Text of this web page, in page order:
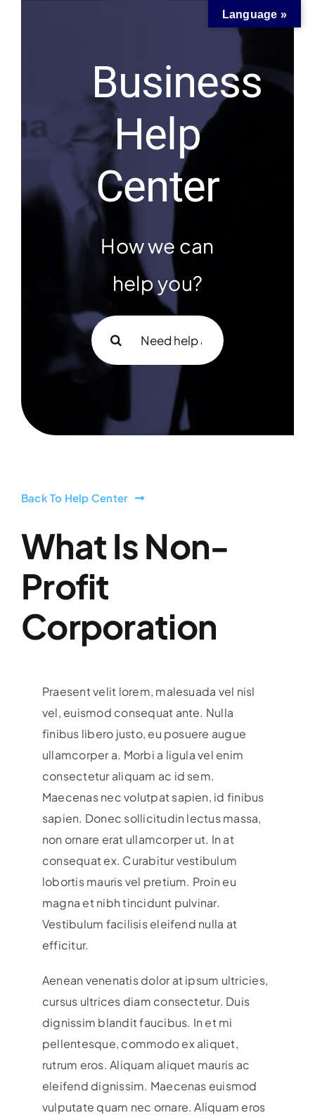
Business
Help
Center
How we can
help you?
Search
for:
Back To Help Center
What Is Non-
Profit
Corporation
Praesent velit lorem, malesuada vel nisl
vel, euismod consequat ante. Nulla
finibus libero justo, eu posuere augue
ullamcorper a. Morbi a ligula vel enim
consectetur aliquam ac id sem.
Maecenas nec volutpat sapien, id finibus
sapien. Donec sollicitudin lectus massa,
non ornare erat ullamcorper ut. In at
consequat ex. Curabitur vestibulum
lobortis mauris vel pretium. Proin eu
magna et nibh tincidunt pulvinar.
Vestibulum facilisis eleifend nulla at
efficitur.
Aenean venenatis dolor at ipsum ultricies,
cursus ultrices diam consectetur. Duis
dignissim blandit faucibus. In et mi
pellentesque, commodo ex aliquet,
rutrum eros. Aliquam aliquet mauris ac
eleifend dignissim. Maecenas euismod
vulputate quam nec ornare. Aliquam eros
Language »